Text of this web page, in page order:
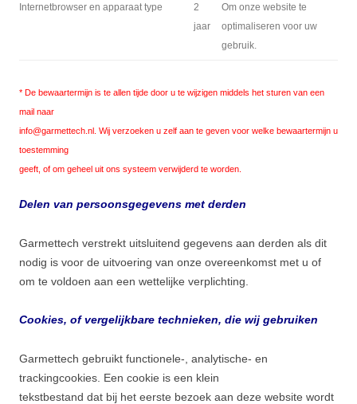
Internetbrowser en apparaat type
2
jaar
Om onze website te
optimaliseren voor uw
gebruik.
* De bewaartermijn is te allen tijde door u te wijzigen middels het sturen van een
mail naar
info@garmettech.nl. Wij verzoeken u zelf aan te geven voor welke bewaartermijn u
toestemming
geeft, of om geheel uit ons systeem verwijderd te worden.
Delen van persoonsgegevens met derden
Garmettech verstrekt uitsluitend gegevens aan derden als dit
nodig is voor de uitvoering van onze overeenkomst met u of
om te voldoen aan een wettelijke verplichting.
Cookies, of vergelijkbare technieken, die wij gebruiken
Garmettech gebruikt functionele-, analytische- en
trackingcookies. Een cookie is een klein
tekstbestand dat bij het eerste bezoek aan deze website wordt